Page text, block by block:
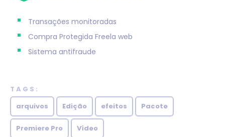
Transações monitoradas
Compra Protegida Freela web
Sistema antifraude
TAGS:
arquivos
Edição efeitos Pacote
Premiere Pro Vídeo